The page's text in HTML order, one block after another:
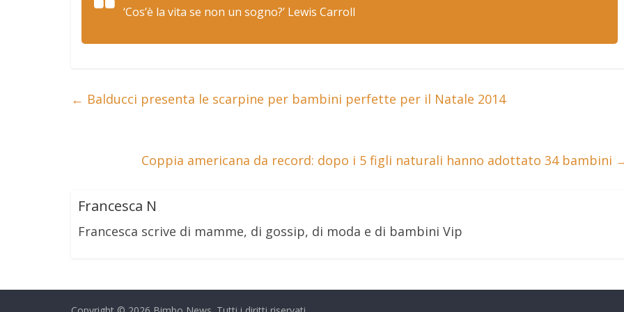
‘Cos’è la vita se non un sogno?’ Lewis Carroll
← Balducci presenta le scarpine per bambini perfette per il Natale 2014
Coppia americana da record: dopo i 5 figli naturali hanno adottato 34 bambini
Francesca N
Francesca scrive di mamme, di gossip, di moda e di bambini Vip